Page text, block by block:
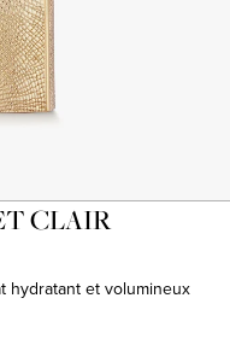
CLAIR
hydratant et volumineux